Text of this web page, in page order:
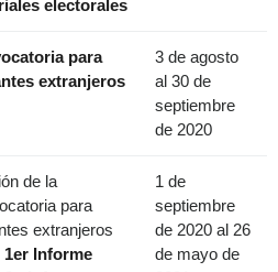
electorales
para
extranjeros
3 de agosto
al 30 de
septiembre
de 2020
de la
para
extranjeros
1er Informe
1 de
septiembre
de 2020 al 26
de mayo de